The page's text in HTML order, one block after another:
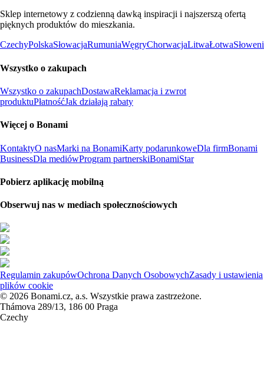
Sklep internetowy z codzienną dawką inspiracji i najszerszą ofertą
pięknych produktów do mieszkania.
CzechyPolskaSłowacjaRumuniaWęgryChorwacjaLitwaŁotwa
Wszystko o zakupach
Wszystko o zakupachDostawaReklamacja i zwrot
produktuPłatnośćJak działają rabaty
Więcej o Bonami
KontaktyO nasMarki na BonamiKarty podarunkoweDla firmBonami
BusinessDla mediówProgram partnerskiBonamiStar
Pobierz aplikację mobilną
Obserwuj nas w mediach społecznościowych
Regulamin zakupówOchrona Danych OsobowychZasady i ustawienia
plików cookie
© 2026 Bonami.cz, a.s. Wszystkie prawa zastrzeżone.
Thámova 289/13, 186 00 Praga
Czechy